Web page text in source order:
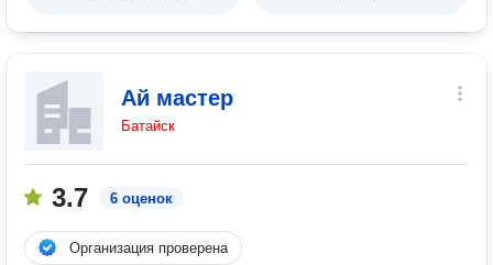
Ай мастер
Батайск
3.7 6 оценок
Организация проверена